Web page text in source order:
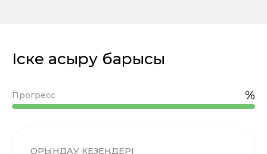
Іске асыру барысы
Прогресс %
ОРЫНДАУ КЕЗЕҢДЕРІ